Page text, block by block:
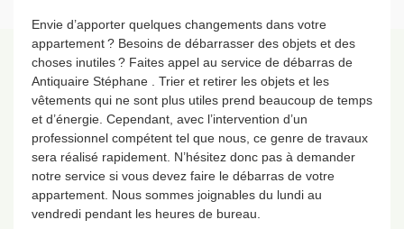
Envie d’apporter quelques changements dans votre
appartement ? Besoins de débarrasser des objets et des
choses inutiles ? Faites appel au service de débarras de
Antiquaire Stéphane . Trier et retirer les objets et les
vêtements qui ne sont plus utiles prend beaucoup de temps
et d’énergie. Cependant, avec l’intervention d’un
professionnel compétent tel que nous, ce genre de travaux
sera réalisé rapidement. N’hésitez donc pas à demander
notre service si vous devez faire le débarras de votre
appartement. Nous sommes joignables du lundi au
vendredi pendant les heures de bureau.